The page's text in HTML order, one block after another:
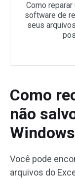
Como
software de
seus
Como
não
Windows
Você pode
arquivos do